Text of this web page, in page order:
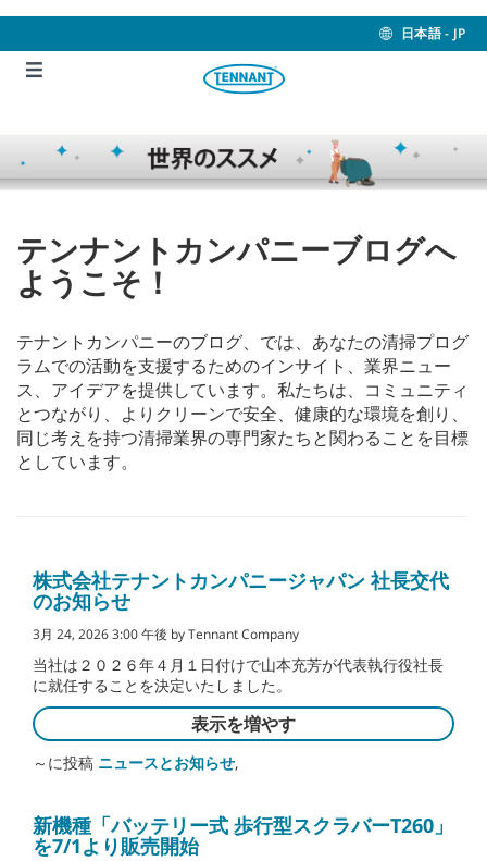
content
navigation
menu
日本語 - JP
テンナントカンパニーブログへ
ようこそ！
テナントカンパニーのブログ、では、あなたの清掃プログ
ラムでの活動を支援するためのインサイト、業界ニュー
ス、アイデアを提供しています。私たちは、コミュニティ
とつながり、よりクリーンで安全、健康的な環境を創り、
同じ考えを持つ清掃業界の専門家たちと関わることを目標
としています。
株式会社テナントカンパニージャパン 社長交代
のお知らせ
3月 24, 2026 3:00 午後 by Tennant Company
当社は２０２６年４月１日付けで山本充芳が代表執行役社長
に就任することを決定いたしました。
表示を増やす
～に投稿 ニュースとお知らせ,
新機種「バッテリー式 歩行型スクラバーT260」
を7/1より販売開始